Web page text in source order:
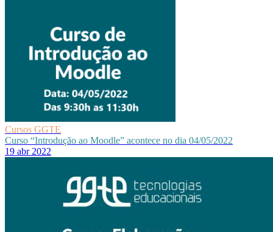
Cursos GGTE
Curso “Introdução ao Moodle” acontece no dia 04/05/2022
19 abr 2022